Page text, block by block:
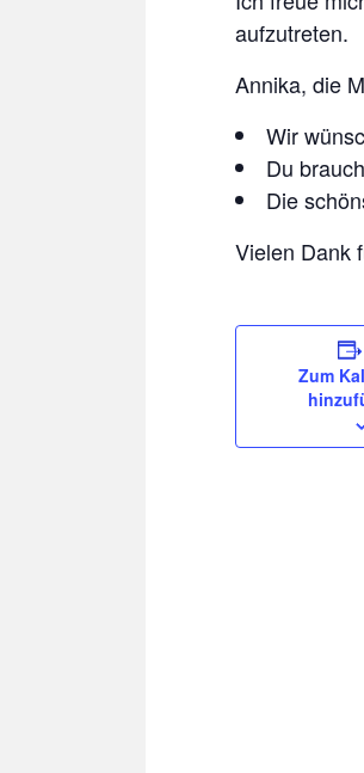
aufzutreten.
Annika, die
Wir
Du
Die
Vielen Dank
Zum